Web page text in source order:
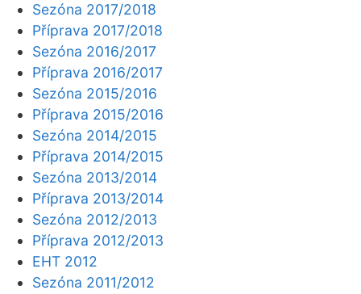
Sezóna 2017/2018
Příprava 2017/2018
Sezóna 2016/2017
Příprava 2016/2017
Sezóna 2015/2016
Příprava 2015/2016
Sezóna 2014/2015
Příprava 2014/2015
Sezóna 2013/2014
Příprava 2013/2014
Sezóna 2012/2013
Příprava 2012/2013
EHT 2012
Sezóna 2011/2012